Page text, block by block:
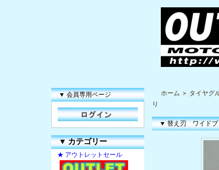
▼ 会員専用ページ
▼カテゴリー
★ アウトレットセール
ホーム ＞ タイヤグ
り
▼ 替え刃 ワイドブ